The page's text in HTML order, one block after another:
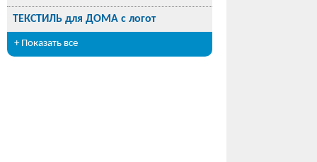
ТЕКСТИЛЬ для ДОМА с логот
+ Показать все